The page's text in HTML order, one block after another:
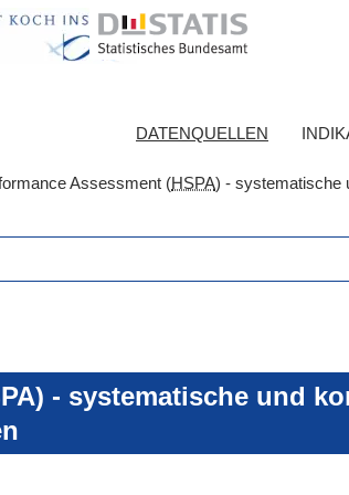
DATENQUELLEN
Assessment (HSPA) - systematische
geschriebenes einbeziehen
- systematische und